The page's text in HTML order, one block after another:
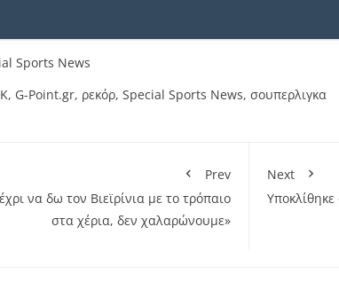
Sports News
, G-Point.gr, ρεκόρ, Special Sports News, σουπερλιγκα
Prev
να δω τον Βιεϊρίνια με το τρόπαιο
στα χέρια, δεν χαλαρώνουμε»
Next